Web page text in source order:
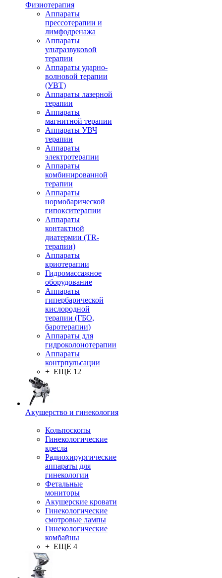
Физиотерапия
Аппараты
прессотерапии и
лимфодренажа
Аппараты
ультразвуковой
терапии
Аппараты ударно-
волновой терапии
(УВТ)
Аппараты лазерной
терапии
Аппараты
магнитной терапии
Аппараты УВЧ
терапии
Аппараты
электротерапии
Аппараты
комбинированной
терапии
Аппараты
нормобарической
гипокситерапии
Аппараты
контактной
диатермии (TR-
терапии)
Аппараты
криотерапии
Гидромассажное
оборудование
Аппараты
гипербарической
кислородной
терапии (ГБО,
баротерапии)
Аппараты для
гидроколонотерапии
Аппараты
контрпульсации
+ ЕЩЕ 12
Акушерство и гинекология
Кольпоскопы
Гинекологические
кресла
Радиохирургические
аппараты для
гинекологии
Фетальные
мониторы
Акушерские кровати
Гинекологические
смотровые лампы
Гинекологические
комбайны
+ ЕЩЕ 4